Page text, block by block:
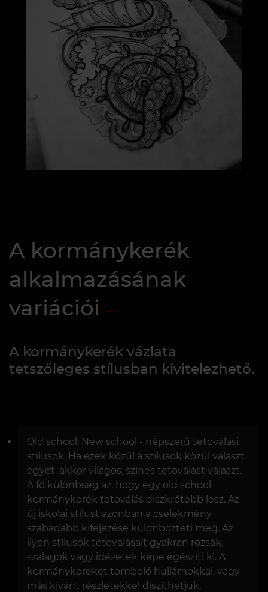
A kormánykerék
alkalmazásának
variációi
A kormánykerék vázlata
tetszőleges stílusban kivitelezhető.
Old school; New school - népszerű tetoválási
stílusok. Ha ezek közül a stílusok közül választ
egyet, akkor világos, színes tetoválást választ.
A fő különbség az, hogy egy old school
kormánykerék tetoválás diszkrétebb lesz. Az
új iskolai stílust azonban a cselekmény
szabadabb kifejezése különbözteti meg. Az
ilyen stílusok tetoválásait gyakran rózsák,
szalagok vagy idézetek képe egészíti ki. A
kormánykereket tomboló hullámokkal, vagy
más kívánt részletekkel díszíthetjük.